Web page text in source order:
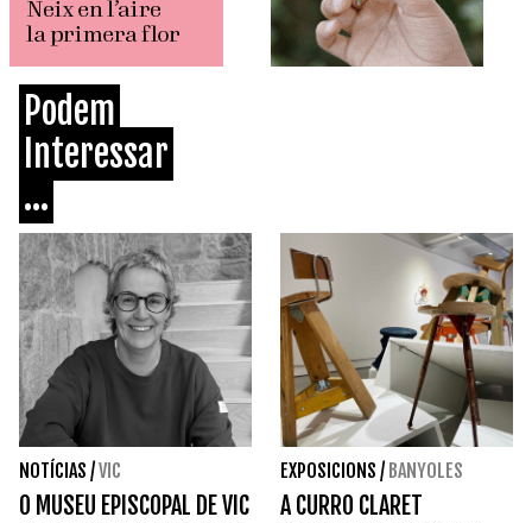
Podem
Interessar
...
NOTÍCIAS /VIC
O MUSEU EPISCOPAL DE VIC
EXPOSICIONS / BANYOLES
A CURRO CLARET